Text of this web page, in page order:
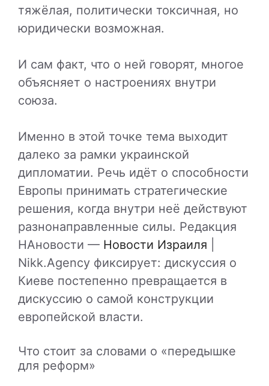
тяжёлая, политически токсичная, но
юридически возможная.
И сам факт, что о ней говорят, многое
объясняет о настроениях внутри
союза.
Именно в этой точке тема выходит
далеко за рамки украинской
дипломатии. Речь идёт о способности
Европы принимать стратегические
решения, когда внутри неё действуют
разнонаправленные силы. Редакция
НАновости — Новости Израиля
Nikk.Agency фиксирует: дискуссия о
Киеве постепенно превращается в
дискуссию о самой конструкции
европейской власти.
Что стоит за словами о «передышке
для реформ»